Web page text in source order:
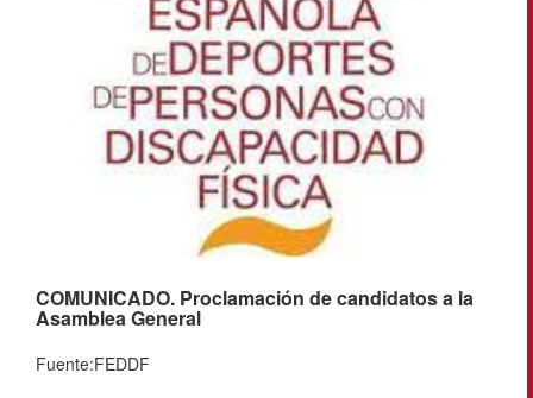
COMUNICADO. Proclamación de candidatos a la
Asamblea General
Fuente:FEDDF